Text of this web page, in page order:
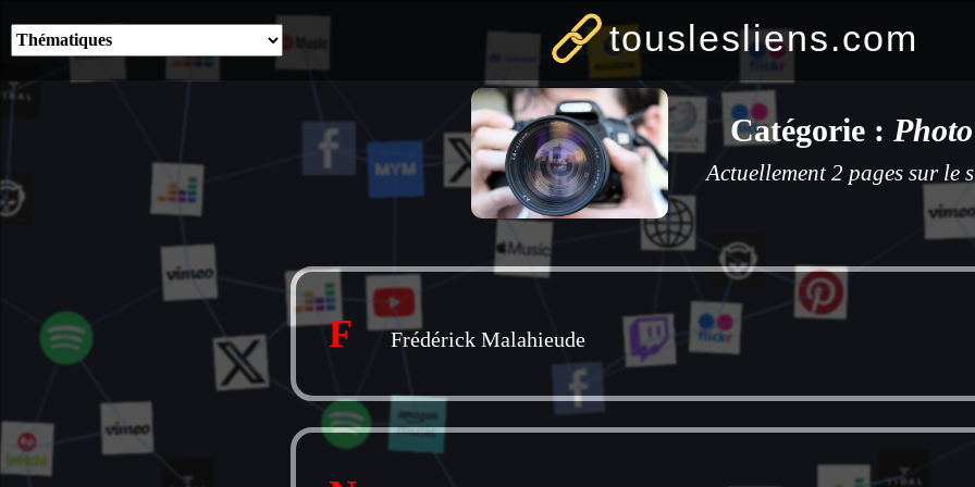
touslesliens.com
Catégorie : Photo
Actuellement 2 pages sur le
F Frédérick Malahieude